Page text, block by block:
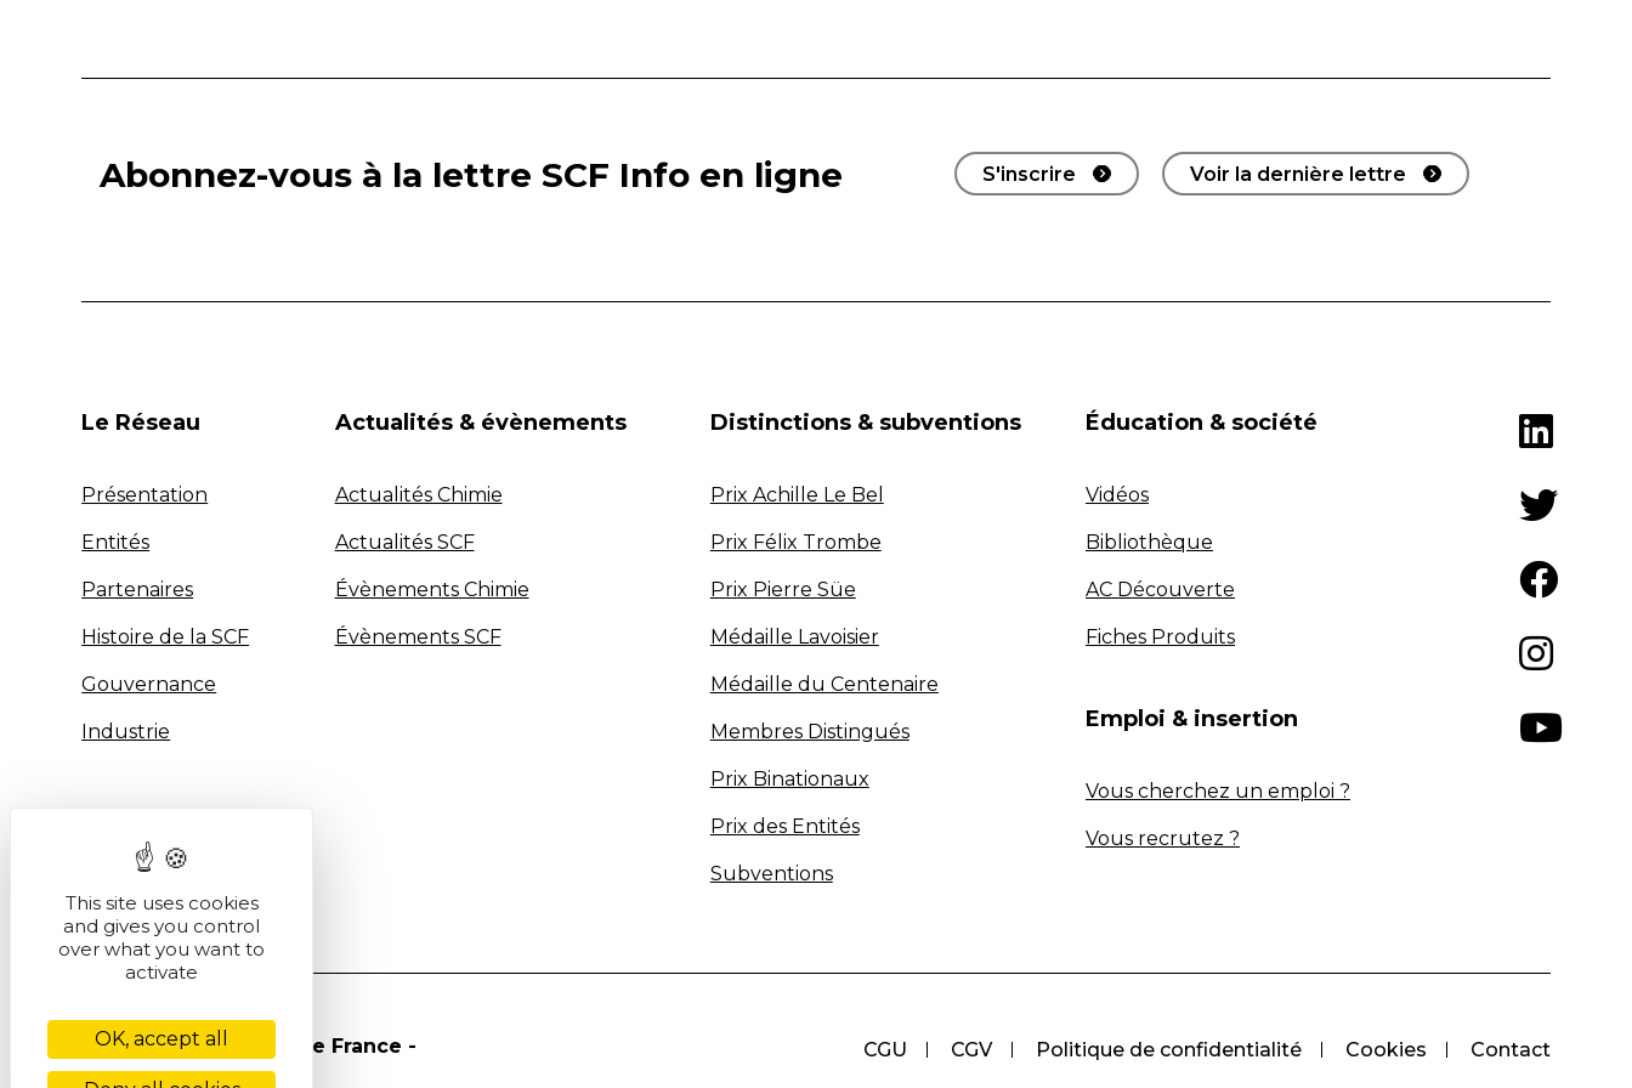
Abonnez-vous à la lettre SCF Info en ligne S'inscrire Voir la dernière lettre
Le Réseau
Présentation
Entités
Partenaires
Histoire de la SCF
Gouvernance
Industrie
Actualités & évènements
Actualités Chimie
Actualités SCF
Évènements Chimie
Évènements SCF
Distinctions & subventions
Prix Achille Le Bel
Prix Félix Trombe
Prix Pierre Süe
Médaille Lavoisier
Médaille du Centenaire
Membres Distingués
Prix Binationaux
Prix des Entités
Subventions
Éducation & société
Vidéos
Bibliothèque
AC Découverte
Fiches Produits
Emploi & insertion
Vous cherchez un emploi ?
Vous recrutez ?
CGU CGV Politique de confidentialité Cookies Contact
© Société Chimique de France -
This site uses cookies
and gives you control
over what you want to
activate
OK, accept all